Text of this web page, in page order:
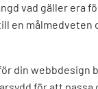
vad gäller era
en målmedveten
din webbdesign